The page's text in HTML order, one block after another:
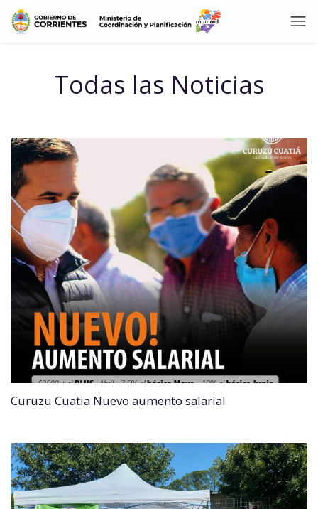
Todas las Noticias
Curuzu Cuatia Nuevo aumento salarial